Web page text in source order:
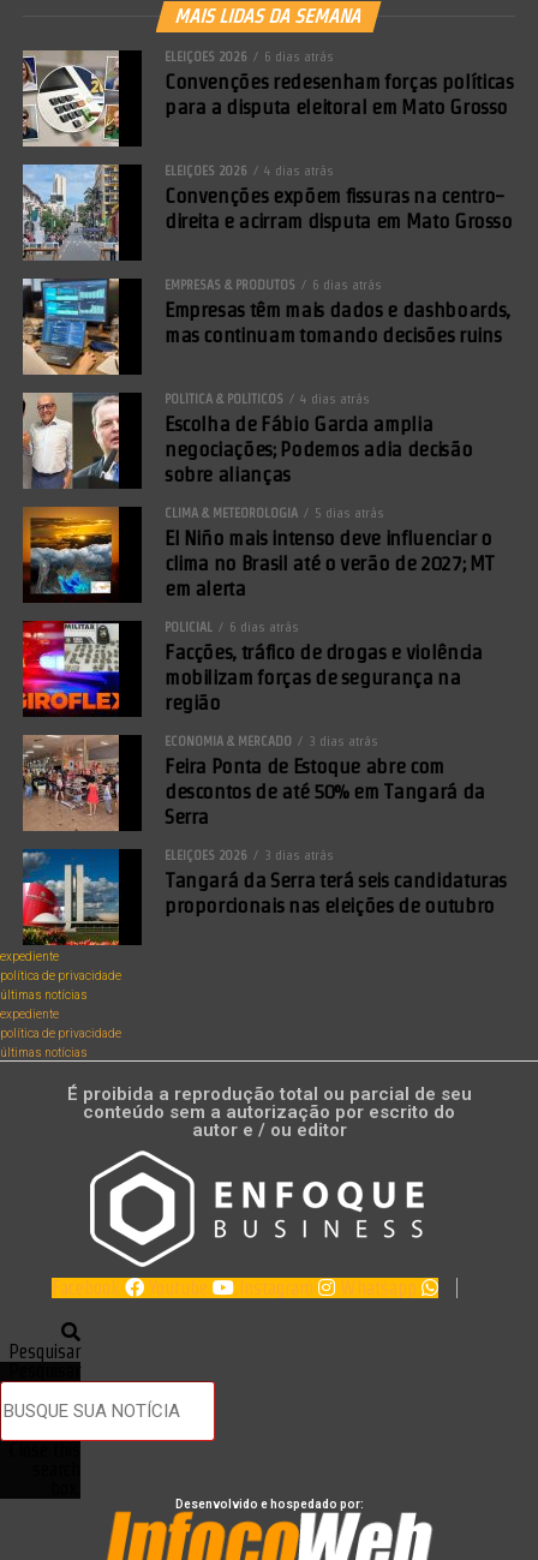
MAIS LIDAS DA SEMANA
ELEIÇÕES 2026 6 dias atrás
Convenções redesenham forças políticas
para a disputa eleitoral em Mato Grosso
ELEIÇÕES 2026 4 dias atrás
Convenções expõem fissuras na centro-
direita e acirram disputa em Mato Grosso
EMPRESAS & PRODUTOS 6 dias atrás
Empresas têm mais dados e dashboards,
mas continuam tomando decisões ruins
POLÍTICA & POLÍTICOS 4 dias atrás
Escolha de Fábio Garcia amplia
negociações; Podemos adia decisão
sobre alianças
CLIMA & METEOROLOGIA 5 dias atrás
El Niño mais intenso deve influenciar o
clima no Brasil até o verão de 2027; MT
em alerta
POLICIAL 6 dias atrás
Facções, tráfico de drogas e violência
mobilizam forças de segurança na
região
ECONOMIA & MERCADO 3 dias atrás
Feira Ponta de Estoque abre com
descontos de até 50% em Tangará da
Serra
ELEIÇÕES 2026 3 dias atrás
Tangará da Serra terá seis candidaturas
proporcionais nas eleições de outubro
expediente
política de privacidade
últimas notícias
expediente
política de privacidade
últimas notícias
É proibida a reprodução total ou parcial de seu
conteúdo sem a autorização por escrito do
autor e / ou editor
Facebook Youtube Instagram Whatsapp
Pesquisar
Pesquisar
Desenvolvido e hospedado por: